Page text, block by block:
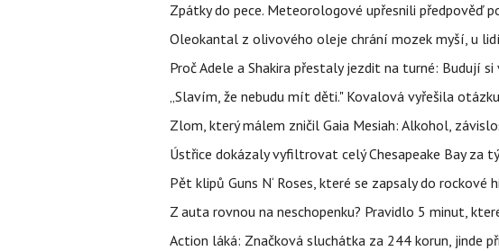
Zpátky do pece. Meteorologové upřesnili předpověď
Oleokantal z olivového oleje chrání mozek myší, u
Proč Adele a Shakira přestaly jezdit na turné: Budují
„Slavím, že nebudu mít děti." Kovalová vyřešila
Zlom, který málem zničil Gaia Mesiah: Alkohol,
Ústřice dokázaly vyfiltrovat celý Chesapeake Bay za
Pět klipů Guns N‘ Roses, které se zapsaly do rockové
Z auta rovnou na neschopenku? Pravidlo 5 minut,
Action láká: Značková sluchátka za 244 korun, jinde